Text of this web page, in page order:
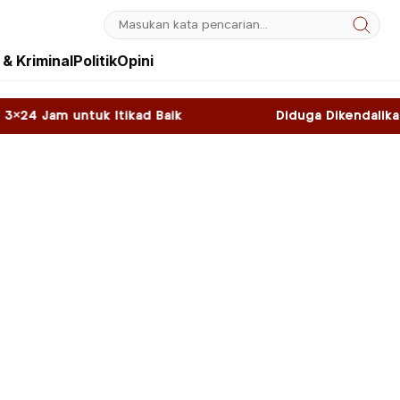
KriminalPolitikOpini
Baik Diduga Dikendalikan WNA, Sky Game